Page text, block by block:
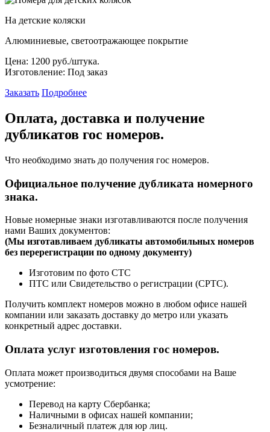
На детские коляски
Алюминиевые, светоотражающее покрытие
Цена: 1200 руб./штука.
Изготовление: Под заказ
Заказать Подробнее
Оплата, доставка и получение
дубликатов гос номеров.
Что необходимо знать до получения гос номеров.
Официальное получение дубликата номерного
знака.
Новые номерные знаки изготавливаются после получения
нами Ваших документов:
(Мы изготавливаем дубликаты автомобильных номеров
без перерегистрации по одному документу)
Изготовим по фото СТС
ПТС или Свидетельство о регистрации (СРТС).
Получить комплект номеров можно в любом офисе нашей
компании или заказать доставку до метро или указать
конкретный адрес доставки.
Оплата услуг изготовления гос номеров.
Оплата может производиться двумя способами на Ваше
усмотрение:
Перевод на карту Сбербанка;
Наличными в офисах нашей компании;
Безналичный платеж для юр лиц.